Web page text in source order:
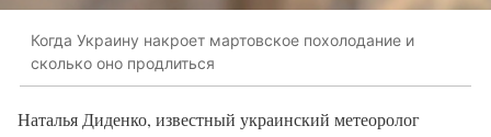
Когда Украину накроет мартовское похолодание и
сколько оно продлиться
Наталья Диденко, известный украинский метеоролог